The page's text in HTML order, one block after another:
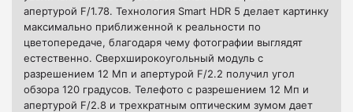
апертурой F/1.78. Технология Smart HDR 5 делает картинку
максимально приближенной к реальности по
цветопередаче, благодаря чему фотографии выглядят
естественно. Сверхширокоугольный модуль с
разрешением 12 Мп и апертурой F/2.2 получил угол
обзора 120 градусов. Телефото с разрешением 12 Мп и
апертурой F/2.8 и трехкратным оптическим зумом дает